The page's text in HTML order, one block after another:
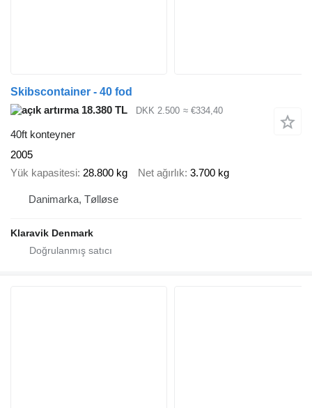
Skibscontainer - 40 fod
18.380 TL
DKK 2.500 ≈ €334,40
40ft konteyner
2005
Yük kapasitesi 28.800 kg Net ağırlık 3.700 kg
Danimarka, Tølløse
Klaravik Denmark